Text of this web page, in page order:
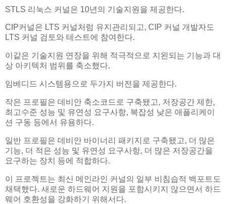
STLS 리눅스 커널은 10년의 기술지원을 제공한다.
CIP커널은 LTS 커널처럼 유지관리되고, CIP 커널 개발자도
LTS 커널 검토와 테스트에 참여한다.
이같은 기술지원 연장을 위해 적극적으로 지왼되는 기능과 대
상 아키텍처 범위를 축소했다.
임베디드 시스템용으로 두가지 버전을 제공한다.
작은 프로필은 데비안 축소코드로 구축됐고, 저장공간 제한,
최고수준 성능 및 유연성 요구사항, 복잡성 낮은 애플리케이
션 구동 등에서 유용하다.
일반 프로필은 데비안 바이너리 패키지로 구축됐고, 더 많은
기능, 더 적은 성능 및 유연성 요구사항, 더 많은 저장공간을
요구하는 장치 등에 적합하다.
이 프로젝트는 최신 메인라인 커널의 일부 비침습적 백포트도
채택했다. 새로운 하드웨어 지원을 포함시키지 않으면서 하드
웨어 호환성을 강화하기 위해서다.